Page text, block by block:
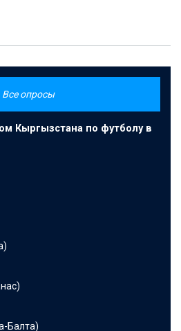
Все опросы
Кыргызстана по футболу в
Балта)